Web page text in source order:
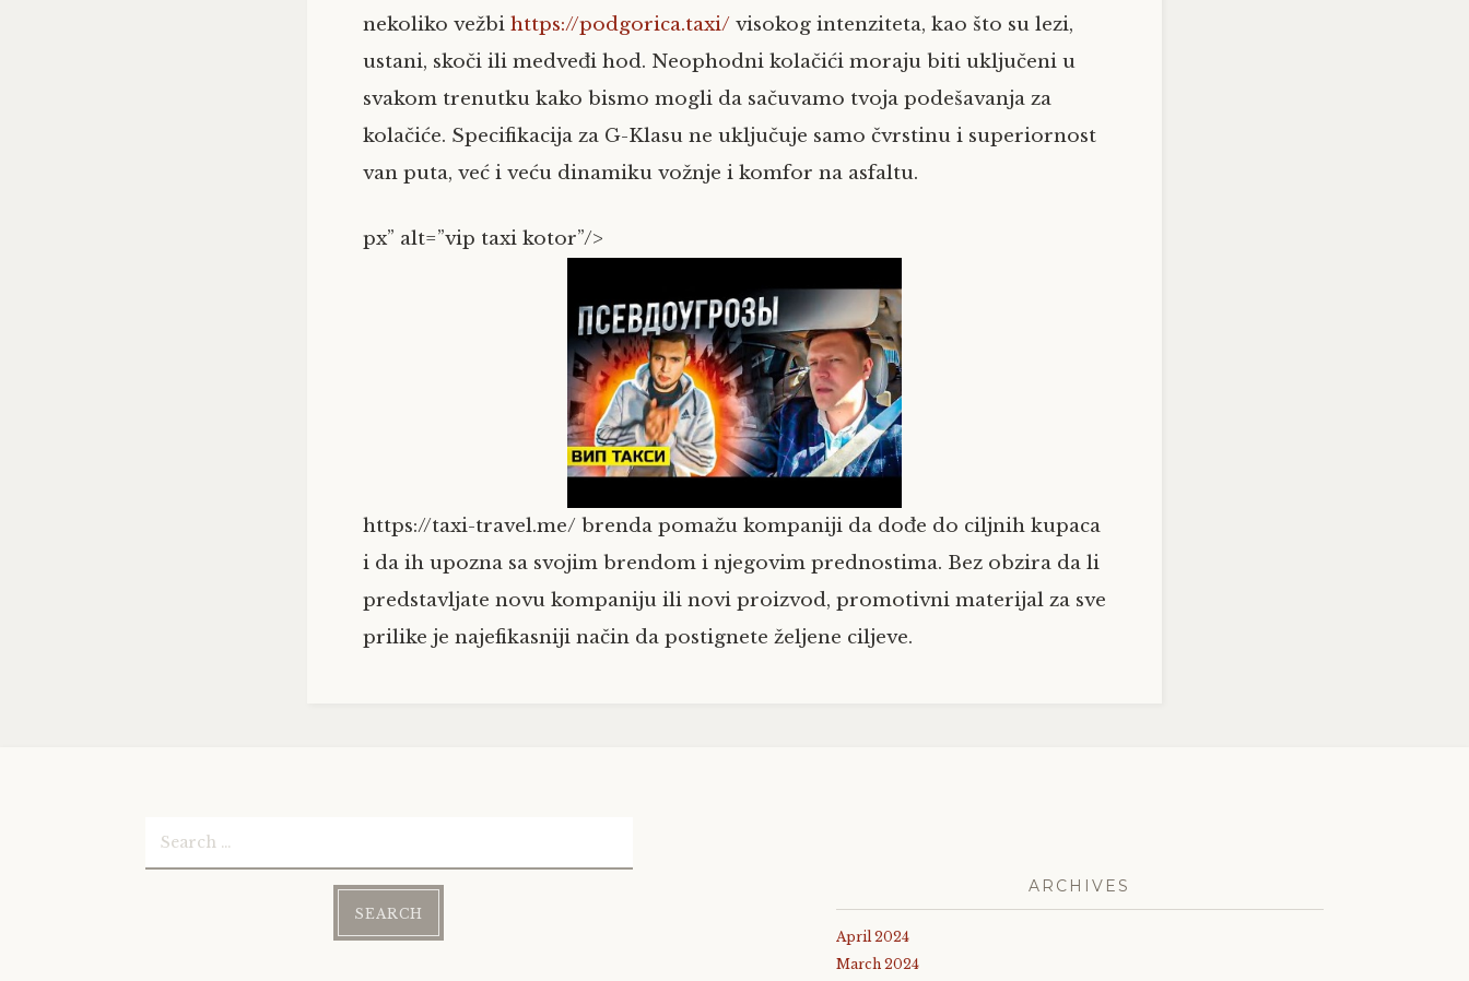
nekoliko vežbi https://podgorica.taxi/ visokog intenziteta, kao što su lezi,
ustani, skoči ili medveđi hod. Neophodni kolačići moraju biti uključeni u
svakom trenutku kako bismo mogli da sačuvamo tvoja podešavanja za
kolačiće. Specifikacija za G-Klasu ne uključuje samo čvrstinu i superiornost
van puta, već i veću dinamiku vožnje i komfor na asfaltu.
px” alt=”vip taxi kotor”/>
https://taxi-travel.me/ brenda pomažu kompaniji da dođe do ciljnih kupaca
i da ih upozna sa svojim brendom i njegovim prednostima. Bez obzira da li
predstavljate novu kompaniju ili novi proizvod, promotivni materijal za sve
prilike je najefikasniji način da postignete željene ciljeve.
Search
for:
ARCHIVES
April 2024
March 2024